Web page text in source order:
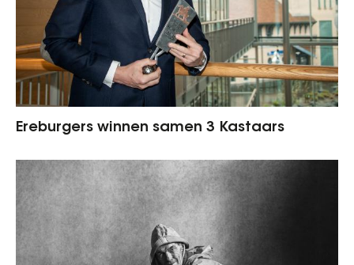
Ereburgers winnen samen 3 Kastaars